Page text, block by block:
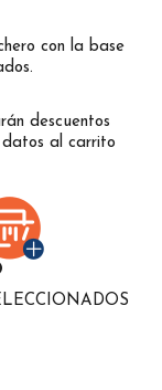
con la base
descuentos
al carrito